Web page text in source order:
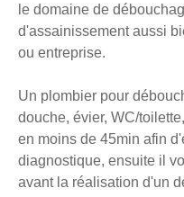
le domaine de
d'assainissement aussi
ou entreprise.
Un plombier pour
douche, évier, WC/
en moins de 45min afin
diagnostique, ensuite il
avant la réalisation d'un